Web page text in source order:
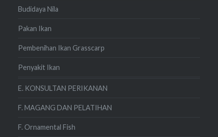
Budidaya Nila
Pakan Ikan
Pembenihan Ikan Grasscarp
Penyakit Ikan
E. KONSULTAN PERIKANAN
F. MAGANG DAN PELATIHAN
F. Ornamental Fish